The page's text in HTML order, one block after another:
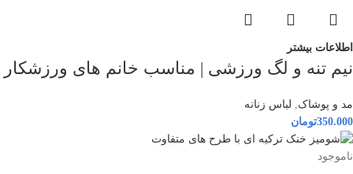
اطلاعات بیشتر
نیم تنه و لگ ورزشی | مناسب خانم های ورزشکار
مد و پوشاک
لباس زنانه
350.000تومان
ناموجود